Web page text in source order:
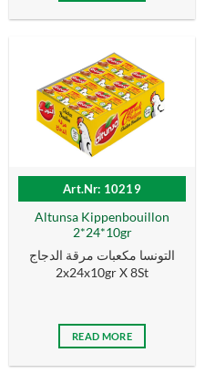
Art.Nr: 10219
Altunsa Kippenbouillon
2*24*10gr
التونسا مكعبات مرقة الدجاج
2x24x10gr X 8St
READ MORE